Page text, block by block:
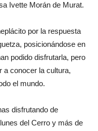
Ivette Morán de Murat.
por la respuesta
posicionándose en
podido disfrutarla, pero
a conocer la cultura,
el mundo.
disfrutando de
del Cerro y más de